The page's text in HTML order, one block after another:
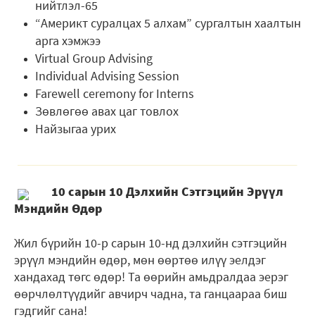
нийтлэл-65
“Америкт суралцах 5 алхам” сургалтын хаалтын
арга хэмжээ
Virtual Group Advising
Individual Advising Session
Farewell ceremony for Interns
Зөвлөгөө авах цаг товлох
Найзыгаа урих
10 сарын 10 Дэлхийн Сэтгэцийн Эрүүл
Мэндийн Өдөр
Жил бүрийн 10-р сарын 10-нд дэлхийн сэтгэцийн
эрүүл мэндийн өдөр, мөн өөртөө илүү эелдэг
хандахад төгс өдөр! Та өөрийн амьдралдаа эерэг
өөрчлөлтүүдийг авчирч чадна, та ганцаараа биш
гэдгийг сана!